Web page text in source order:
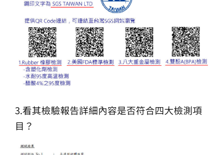
3.看其檢驗報告詳細內容是否符合四大檢測項
目？